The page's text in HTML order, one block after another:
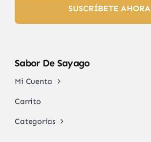
SUSCRÍBETE AHORA
Sabor De Sayago
Mi Cuenta
Carrito
Categorías